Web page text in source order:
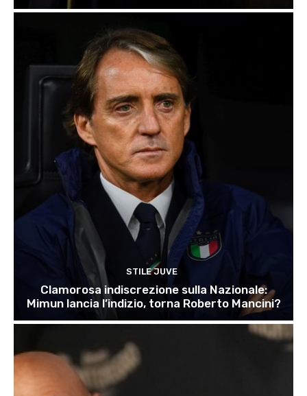
STILE JUVE
Clamorosa indiscrezione sulla Nazionale:
Mimun lancia l’indizio, torna Roberto Mancini?